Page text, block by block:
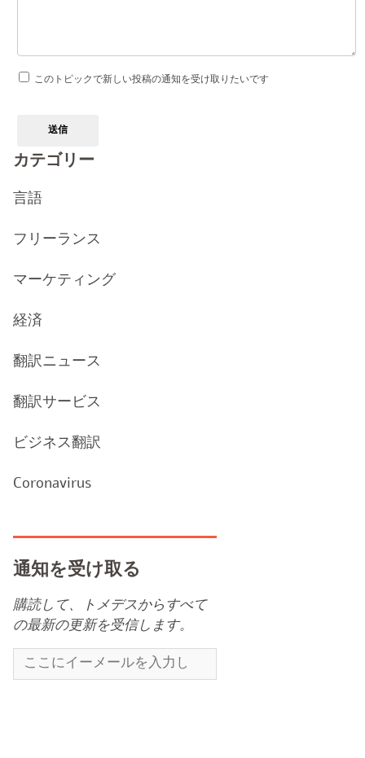
このトピックで新しい投稿の通知を受け取りたいです
送信
カテゴリー
言語
フリーランス
マーケティング
経済
翻訳ニュース
翻訳サービス
ビジネス翻訳
Coronavirus
通知を受け取る
購読して、トメデスからすべて
の最新の更新を受信します。